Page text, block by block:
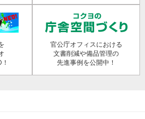
官公庁オフィスにおける
文書削減や備品管理の
先進事例を公開中！